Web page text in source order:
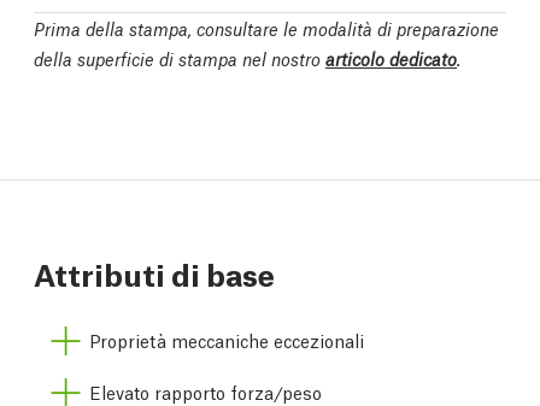
Prima della stampa, consultare le modalità di preparazione
della superficie di stampa nel nostro articolo dedicato.
Attributi di base
Proprietà meccaniche eccezionali
Elevato rapporto forza/peso